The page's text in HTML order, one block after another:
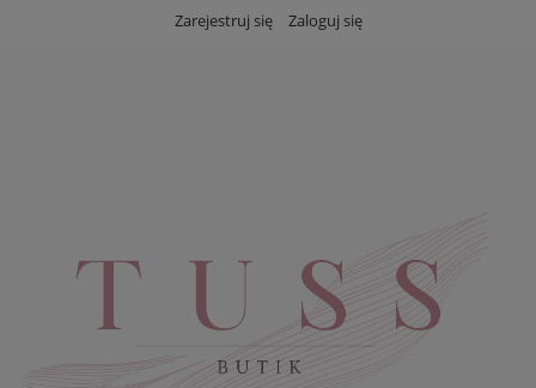
Zarejestruj się Zaloguj się